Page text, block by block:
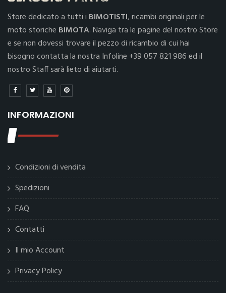
Store dedicato a tutti i BIMOTISTI, ricambi originali per le
moto storiche BIMOTA. Naviga tra le pagine del nostro Store
e se non dovessi trovare il pezzo di ricambio di cui hai
bisogno contatta la nostra Infoline +39 057 821 986 ed il
nostro Staff sarà lieto di aiutarti.
INFORMAZIONI
Condizioni di vendita
Spedizioni
FAQ
Contatti
Il mio Account
Privacy Policy